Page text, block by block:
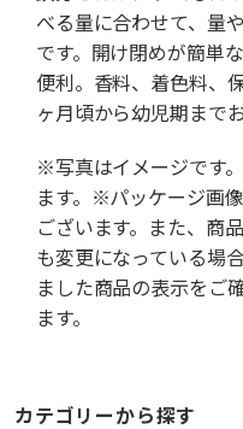
べる量に合わせて、量
です。開け閉めが簡単
便利。香料、着色料、
ヶ月頃から幼児期まで
※写真はイメージです
ます。※パッケージ画
ございます。また、商
も変更になっている場
ました商品の表示をご
ます。
カテゴリーから探す